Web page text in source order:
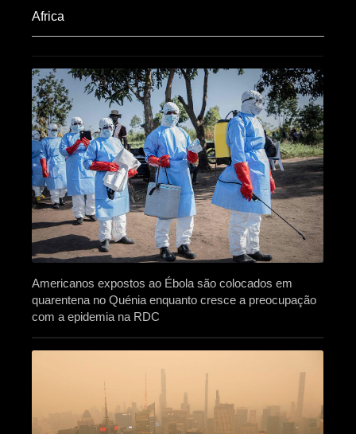
Africa​
Americanos expostos ao Ébola são colocados em
quarentena no Quénia enquanto cresce a preocupação
com a epidemia na RDC